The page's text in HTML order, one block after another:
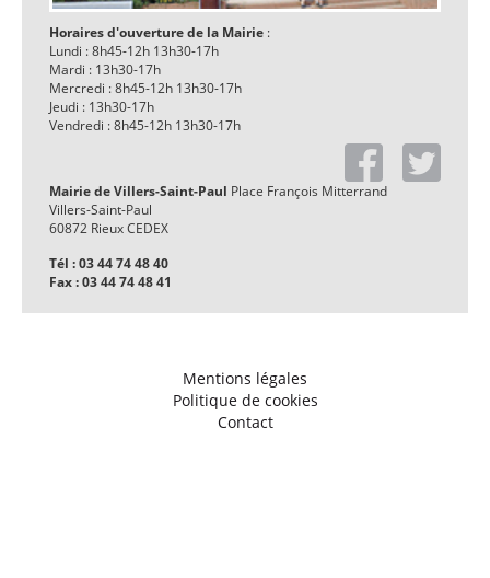
Horaires d'ouverture de la Mairie :
Lundi : 8h45-12h 13h30-17h
Mardi : 13h30-17h
Mercredi : 8h45-12h 13h30-17h
Jeudi : 13h30-17h
Vendredi : 8h45-12h 13h30-17h
Mairie de Villers-Saint-Paul Place François Mitterrand
Villers-Saint-Paul
60872 Rieux CEDEX
Tél : 03 44 74 48 40
Fax : 03 44 74 48 41
Mentions légales
Politique de cookies
Contact